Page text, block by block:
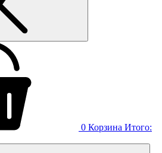
0 Корзина Итого: